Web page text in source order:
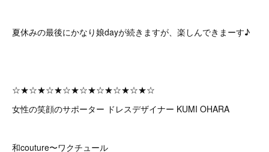
夏休みの最後にかなり娘dayが続きますが、楽しんできまーす♪
☆★☆★☆★☆★☆★☆★☆★☆★☆
女性の笑顔のサポーター ドレスデザイナー KUMI OHARA
和couture〜ワクチュール